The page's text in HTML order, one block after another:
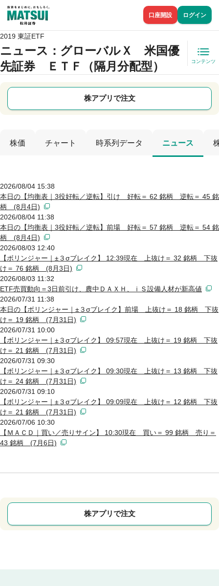
口座開設 ログイン
2019 東証ETF
ニュース ：グローバルＸ 米国優
先証券 ＥＴＦ（隔月分配型）
コンテンツ
株アプリで注文
株価 チャート 時系列データ ニュース
2026/08/04 15:38
本日の【均衡表｜3役好転／逆転】引け 好転＝ 62 銘柄 逆転＝ 45 銘
柄 (8月4日)
2026/08/04 11:38
本日の【均衡表｜3役好転／逆転】前場 好転＝ 57 銘柄 逆転＝ 54 銘
柄 (8月4日)
2026/08/03 12:40
【ボリンジャー｜±３σブレイク】 12:39現在 上抜け＝ 32 銘柄 下抜
け＝ 76 銘柄 (8月3日)
2026/08/03 11:32
ETF売買動向＝3日前引け、農中ＤＡＸＨ、ｉＳ設備人材が新高値
2026/07/31 11:38
本日の【ボリンジャー｜±３σブレイク】前場 上抜け＝ 18 銘柄 下抜
け＝ 19 銘柄 (7月31日)
2026/07/31 10:00
【ボリンジャー｜±３σブレイク】 09:57現在 上抜け＝ 19 銘柄 下抜
け＝ 21 銘柄 (7月31日)
2026/07/31 09:30
【ボリンジャー｜±３σブレイク】 09:30現在 上抜け＝ 13 銘柄 下抜
け＝ 24 銘柄 (7月31日)
2026/07/31 09:10
【ボリンジャー｜±３σブレイク】 09:09現在 上抜け＝ 12 銘柄 下抜
け＝ 21 銘柄 (7月31日)
2026/07/06 10:30
【ＭＡＣＤ｜買い／売りサイン】 10:30現在 買い＝ 99 銘柄 売り＝
43 銘柄 (7月6日)
株アプリで注文